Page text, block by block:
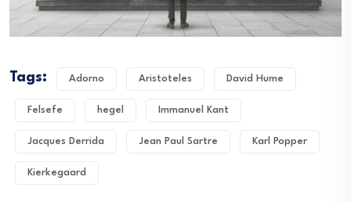
Tags: Adorno Aristoteles David Hume
Felsefe hegel Immanuel Kant
Jacques Derrida Jean Paul Sartre Karl Popper
Kierkegaard